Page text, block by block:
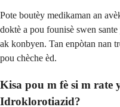
Pote boutèy medikaman an
doktè a pou founisè swen
ak konbyen. Tan enpòtan nan
pou chèche èd.
Kisa pou m fè si m rate
Idroklorotiazid?